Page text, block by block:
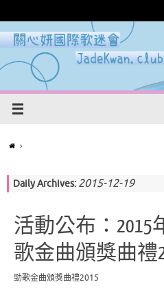
Daily Archives: 2015-12-19
活動公布：2015
歌金曲頒獎曲禮
勁歌金曲頒獎曲禮2015